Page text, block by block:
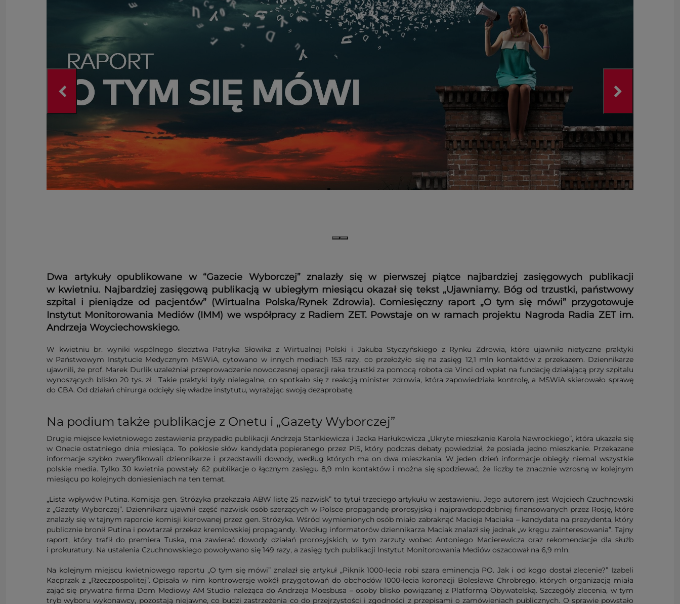
Dwa artykuły opublikowane w “Gazecie Wyborczej” znalazły się w pierwszej piątce najbardziej zasięgowych publikacji
w kwietniu. Najbardziej zasięgową publikacją w ubiegłym miesiącu okazał się tekst „Ujawniamy. Bóg od trzustki, państwowy
szpital i pieniądze od pacjentów” (Wirtualna Polska/Rynek Zdrowia). Comiesięczny raport „O tym się mówi” przygotowuje
Instytut Monitorowania Mediów (IMM) we współpracy z Radiem ZET. Powstaje on w ramach projektu Nagroda Radia ZET im.
Andrzeja Woyciechowskiego.
W kwietniu br. wyniki wspólnego śledztwa Patryka Słowika z Wirtualnej Polski i Jakuba Styczyńskiego z Rynku Zdrowia, które ujawniło nietyczne praktyki
w Państwowym Instytucie Medycznym MSWiA, cytowano w innych mediach 153 razy, co przełożyło się na zasięg 12,1 mln kontaktów z przekazem. Dziennikarze
ujawnili, że prof. Marek Durlik uzależniał przeprowadzenie nowoczesnej operacji raka trzustki za pomocą robota da Vinci od wpłat na fundację działającą przy szpitalu
wynoszących blisko 20 tys. zł . Takie praktyki były nielegalne, co spotkało się z reakcją minister zdrowia, która zapowiedziała kontrolę, a MSWiA skierowało sprawę
do CBA. Od działań chirurga odcięły się władze instytutu, wyrażając swoją dezaprobatę.
Na podium także publikacje z Onetu i „Gazety Wyborczej”
Drugie miejsce kwietniowego zestawienia przypadło publikacji Andrzeja Stankiewicza i Jacka Harłukowicza „Ukryte mieszkanie Karola Nawrockiego”, która ukazała się
w Onecie ostatniego dnia miesiąca. To pokłosie słów kandydata popieranego przez PiS, który podczas debaty powiedział, że posiada jedno mieszkanie. Przekazane
informacje szybko zweryfikowali dziennikarze i przedstawili dowody, według których ma on dwa mieszkania. W jeden dzień informacje obiegły niemal wszystkie
polskie media. Tylko 30 kwietnia powstały 62 publikacje o łącznym zasięgu 8,9 mln kontaktów i można się spodziewać, że liczby te znacznie wzrosną w kolejnym
miesiącu po kolejnych doniesieniach na ten temat.
„Lista wpływów Putina. Komisja gen. Stróżyka przekazała ABW listę 25 nazwisk” to tytuł trzeciego artykułu w zestawieniu. Jego autorem jest Wojciech Czuchnowski
z „Gazety Wyborczej”. Dziennikarz ujawnił część nazwisk osób szerzących w Polsce propagandę prorosyjską i najprawdopodobniej finansowanych przez Rosję, które
znalazły się w tajnym raporcie komisji kierowanej przez gen. Stróżyka. Wśród wymienionych osób miało zabraknąć Macieja Maciaka – kandydata na prezydenta, który
publicznie bronił Putina i powtarzał przekaz kremlowskiej propagandy. Według informatorów dziennikarza Maciak znalazł się jednak „w kręgu zainteresowania”. Tajny
raport, który trafił do premiera Tuska, ma zawierać dowody działań prorosyjskich, w tym zarzuty wobec Antoniego Macierewicza oraz rekomendacje dla służb
i prokuratury. Na ustalenia Czuchnowskiego powoływano się 149 razy, a zasięg tych publikacji Instytut Monitorowania Mediów oszacował na 6,9 mln.
Na kolejnym miejscu kwietniowego raportu „O tym się mówi” znalazł się artykuł „Piknik 1000-lecia robi szara eminencja PO. Jak i od kogo dostał zlecenie?” Izabeli
Kacprzak z „Rzeczpospolitej”. Opisała w nim kontrowersje wokół przygotowań do obchodów 1000-lecia koronacji Bolesława Chrobrego, których organizacją miała
zająć się prywatna firma Dom Mediowy AM Studio należąca do Andrzeja Moesbusa – osoby blisko powiązanej z Platformą Obywatelską. Szczegóły zlecenia, w tym
tryb wyboru wykonawcy, pozostają niejawne, co budzi zastrzeżenia co do przejrzystości i zgodności z przepisami o zamówieniach publicznych. O sprawie powstało